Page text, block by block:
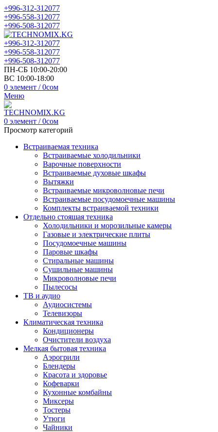
+996-312-312077
+996-558-312077
+996-508-312077
+996-312-312077
+996-558-312077
+996-508-312077
ПН-СБ 10:00-20:00
ВС 10:00-18:00
0 элемент / 0сом
Меню
0 элемент / 0сом
Просмотр категорий
Встраиваемая техника
Встраиваемые холодильники
Варочные поверхности
Встраиваемые духовые шкафы
Вытяжки
Встраиваемые микроволновые печи
Встраиваемые посудомоечные машины
Комплекты встраиваемой техники
Отдельно стоящая техника
Холодильники и морозильные камеры
Газовые и электрические плиты
Посудомоечные машины
Паровые шкафы
Стиральные машины
Сушильные машины
Микроволновые печи
Пылесосы
ТВ и аудио
Аудиосистемы
Телевизоры
Климатическая техника
Кондиционеры
Очистители воздуха
Мелкая бытовая техника
Аэрогрили
Блендеры
Красота и здоровье
Кофеварки
Кухонные комбайны
Миксеры
Тостеры
Утюги
Чайники